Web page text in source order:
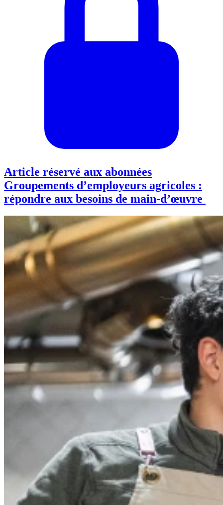
Article réservé aux abonnées
Groupements d’employeurs agricoles :
répondre aux besoins de main-d’œuvre